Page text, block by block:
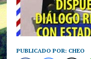
PUBLICADO POR: CHEO